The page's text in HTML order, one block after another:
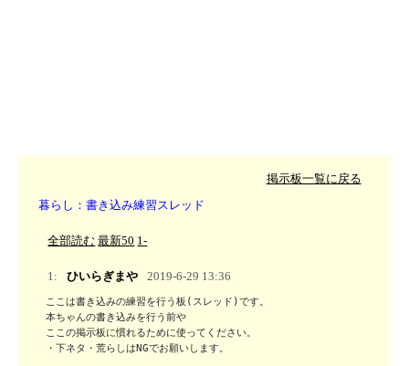
掲示板一覧に戻る
暮らし：書き込み練習スレッド
全部読む 最新50 1-
1: ひいらぎまや 2019-6-29 13:36
ここは書き込みの練習を行う板(スレッド)です。
本ちゃんの書き込みを行う前や
ここの掲示板に慣れるために使ってください。
・下ネタ・荒らしはNGでお願いします。